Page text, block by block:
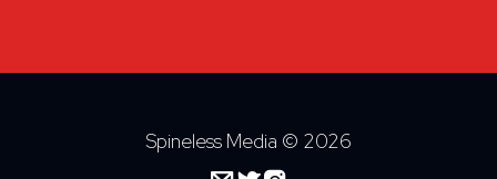
Spineless Media © 2026